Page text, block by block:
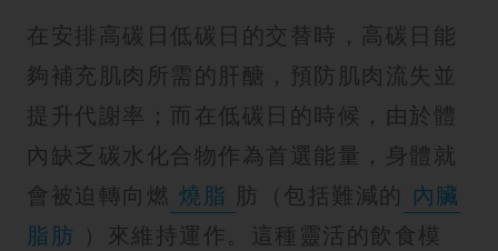
在安排高碳日低碳日的交替時，高碳日能
夠補充肌肉所需的肝醣，預防肌肉流失並
提升代謝率；而在低碳日的時候，由於體
內缺乏碳水化合物作為首選能量，身體就
會被迫轉向燃 燒脂 肪（包括難減的 內臟
脂肪 ）來維持運作。這種靈活的飲食模